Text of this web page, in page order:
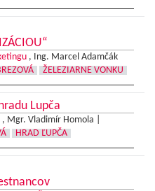
, Ing. Marcel Adamčák
ŽELEZIARNE VONKU
Lupča
, Mgr. Vladimír Homola |
HRAD ĽUPČA